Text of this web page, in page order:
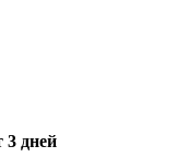
3 дней